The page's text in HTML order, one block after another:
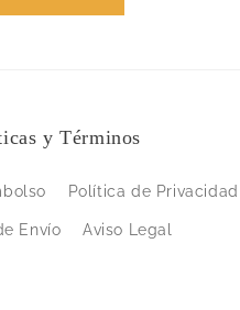
y Términos
Política de Privacidad
Envío Aviso Legal